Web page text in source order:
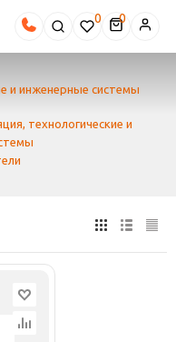
0
и инженерные системы
технологические и